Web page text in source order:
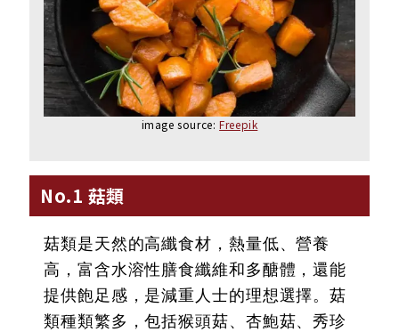
image source: Freepik
No.1 菇類
菇類是天然的高纖食材，熱量低、營養
高，富含水溶性膳食纖維和多醣體，還能
提供飽足感，是減重人士的理想選擇。菇
類種類繁多，包括猴頭菇、杏鮑菇、秀珍